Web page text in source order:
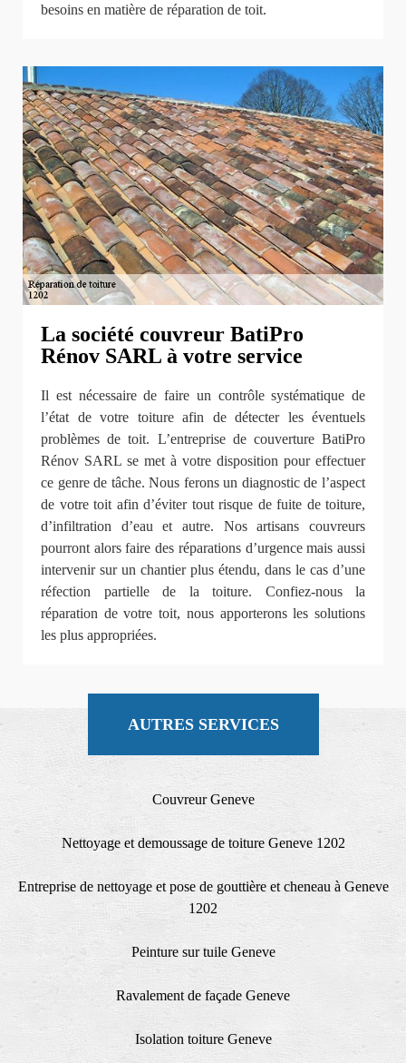
besoins en matière de réparation de toit.
La société couvreur BatiPro
Rénov SARL à votre service
Il est nécessaire de faire un contrôle systématique de
l’état de votre toiture afin de détecter les éventuels
problèmes de toit. L’entreprise de couverture BatiPro
Rénov SARL se met à votre disposition pour effectuer
ce genre de tâche. Nous ferons un diagnostic de l’aspect
de votre toit afin d’éviter tout risque de fuite de toiture,
d’infiltration d’eau et autre. Nos artisans couvreurs
pourront alors faire des réparations d’urgence mais aussi
intervenir sur un chantier plus étendu, dans le cas d’une
réfection partielle de la toiture. Confiez-nous la
réparation de votre toit, nous apporterons les solutions
les plus appropriées.
AUTRES SERVICES
Couvreur Geneve
Nettoyage et demoussage de toiture Geneve 1202
Entreprise de nettoyage et pose de gouttière et cheneau à Geneve
1202
Peinture sur tuile Geneve
Ravalement de façade Geneve
Isolation toiture Geneve